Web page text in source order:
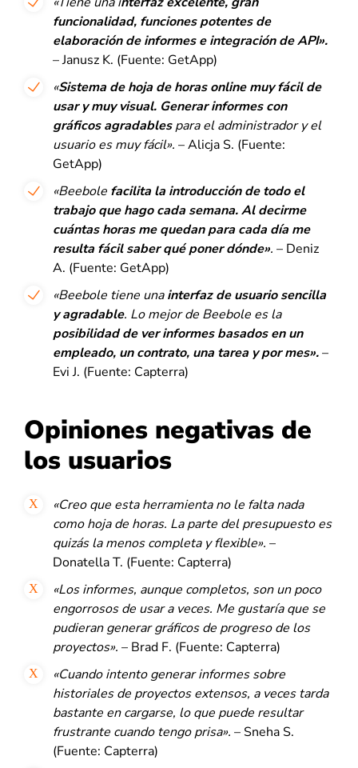
funcionalidad, funciones potentes de
elaboración de informes e integración de API».
– Janusz K. (Fuente: GetApp)
«Sistema de hoja de horas online muy fácil de
usar y muy visual. Generar informes con
gráficos agradablespara el administrador y el
usuario es muy fácil». – Alicja S. (Fuente:
GetApp)
«Beebole facilita la introducción de todo el
trabajo que hago cada semana. Al decirme
cuántas horas me quedan para cada día me
resulta fácil saber qué poner dónde». – Deniz
A. (Fuente: GetApp)
«Beebole tiene unainterfaz de usuario sencilla
y agradable. Lo mejor de Beebole es la
posibilidad de ver informes basados en un
empleado, un contrato, una tarea y por mes».–
Evi J. (Fuente: Capterra)
Opiniones negativas de
los usuarios
«Creo que esta herramienta no le falta nada
como hoja de horas. La parte del presupuesto es
quizás la menos completa y flexible». –
Donatella T. (Fuente: Capterra)
«Los informes, aunque completos, son un poco
engorrosos de usar a veces. Me gustaría que se
pudieran generar gráficos de progreso de los
proyectos». – Brad F. (Fuente: Capterra)
«Cuando intento generar informes sobre
historiales de proyectos extensos, a veces tarda
bastante en cargarse, lo que puede resultar
frustrante cuando tengo prisa». – Sneha S.
(Fuente: Capterra)